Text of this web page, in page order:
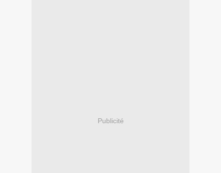
Publicité